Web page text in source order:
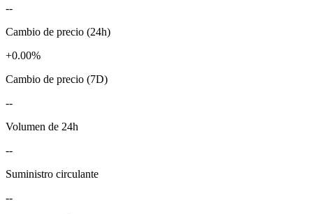
--
Cambio de precio (24h)
+0.00%
Cambio de precio (7D)
--
Volumen de 24h
--
Suministro circulante
--